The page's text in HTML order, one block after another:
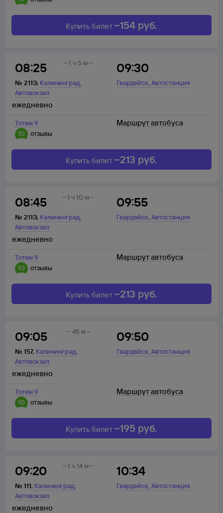
Купить билет ~154 руб.
08:25
№ 211Э, Калининград,
Автовокзал
09:30
Гвардейск,Автостанция
1 ч 5 м
Тотем 9
10
отзывы
ежедневно
Маршрут автобуса
Купить билет ~213 руб.
08:45
№ 211Э, Калининград,
Автовокзал
09:55
Гвардейск,Автостанция
1 ч 10 м
Тотем 9
10
отзывы
ежедневно
Маршрут автобуса
Купить билет ~213 руб.
09:05
№ 157, Калининград,
Автовокзал
09:50
Гвардейск,Автостанция
45 м
Тотем 9
10
отзывы
ежедневно
Маршрут автобуса
Купить билет ~195 руб.
09:20
№ 111, Калининград,
Автовокзал
10:34
Гвардейск,Автостанция
1 ч 14 м
ежедневно